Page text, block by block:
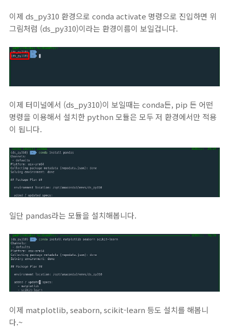
이제 ds_py310 환경으로 conda activate 명령으로 진입하면 위
그림처럼 (ds_py310)이라는 환경이름이 보일겁니다.
이제 터미널에서 (ds_py310)이 보일때는 conda든, pip 든 어떤
명령을 이용해서 설치한 python 모듈은 모두 저 환경에서만 적용
이 됩니다.
일단 pandas라는 모듈을 설치해봅니다.
이제 matplotlib, seaborn, scikit-learn 등도 설치를 해봅니
다.~